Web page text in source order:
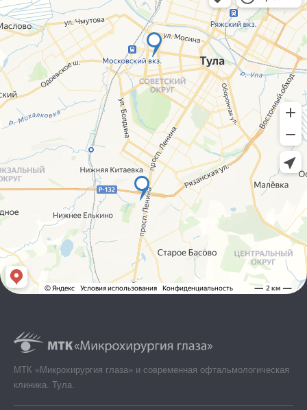
МТК «Микрохирургия глаза» и современная офтальмологическая
клиника. Тула.